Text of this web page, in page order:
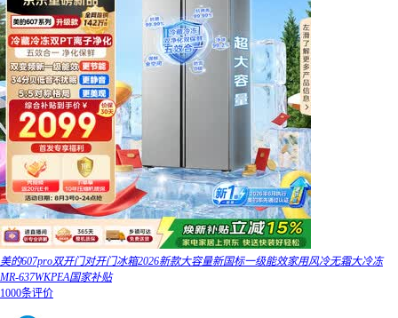
美的607pro双开门对开门冰箱2026新款大容量新国标一级能效家用风冷无霜大冷冻
MR-637WKPEA国家补贴
1000条评价